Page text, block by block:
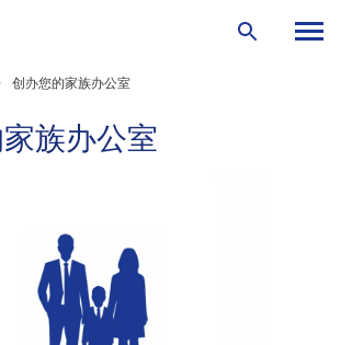
创办您的家族办公室
族办公室